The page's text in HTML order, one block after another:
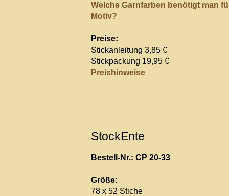
Welche Garnfarben benötigt man
Motiv?
Preise:
Stickanleitung 3,85 €
Stickpackung 19,95 €
Preishinweise
StockEnte
Bestell-Nr.: CP 20-33
Größe:
78 x 52 Stiche